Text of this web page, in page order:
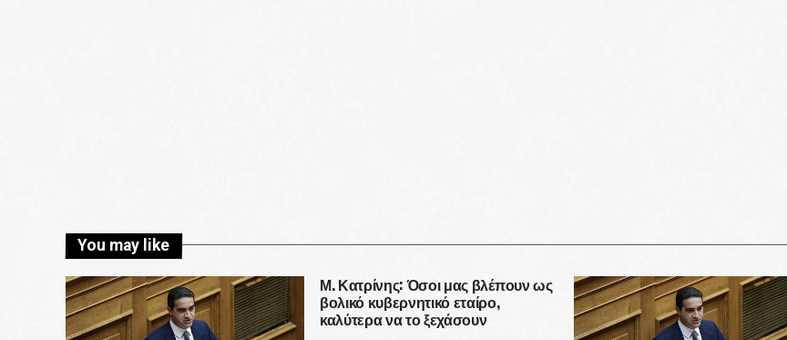
You may like
Μ. Κατρίνης: Όσοι μας βλέπουν ως
βολικό κυβερνητικό εταίρο,
καλύτερα να το ξεχάσουν